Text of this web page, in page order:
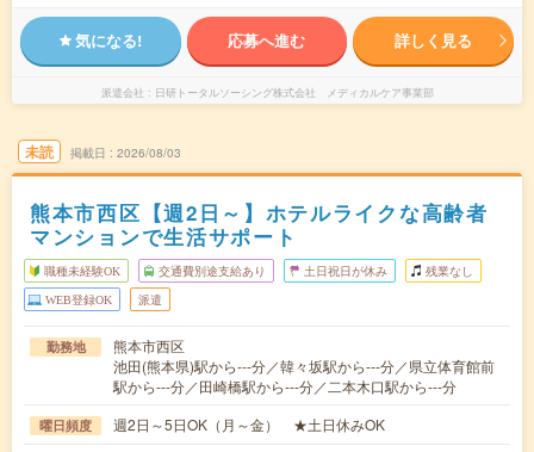
気になる! 応募へ進む 詳しく見る
派遣会社 日研トータルソーシング株式会社 メディカルケア事業部
未読 掲載日 2026/08/03
熊本市西区【週2日～】ホテルライクな高齢者
マンションで生活サポート
職種未経験OK 交通費別途支給あり 土日祝日が休み 残業なし
WEB登録OK 派遣
勤務地
熊本市西区
池田(熊本県)駅から---分／韓々坂駅から---分／県立体育館前
駅から---分／田崎橋駅から---分／二本木口駅から---分
曜日頻度 週2日～5日OK（月～金） ★土日休みOK